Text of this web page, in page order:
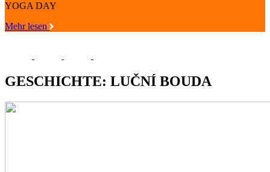
YOGA DAY
Mehr lesen
GESCHICHTE: LUČNÍ BOUDA